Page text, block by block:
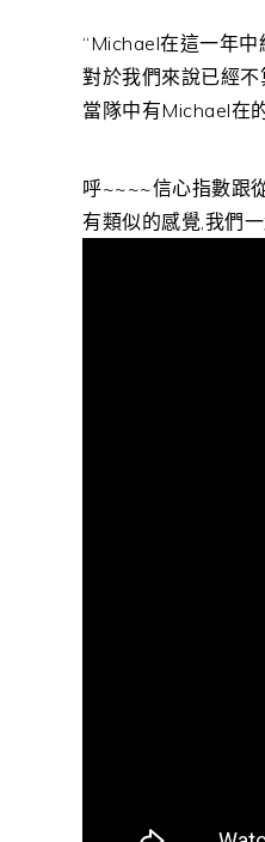
“Michael在這一年
對於我們來說已經
當隊中有Michael在
呼~~~~信心指數跟
有類似的感覺,我們